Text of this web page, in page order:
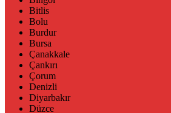
Bitlis
Bolu
Burdur
Bursa
Çanakkale
Çankırı
Çorum
Denizli
Diyarbakır
Düzce